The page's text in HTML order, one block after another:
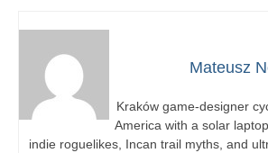
Mateusz
Kraków game-designer
America with a solar
indie roguelikes, Incan trail myths, and